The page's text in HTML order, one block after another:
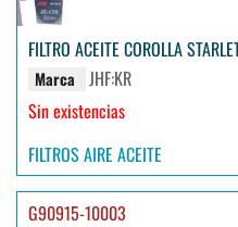
FILTRO ACEITE COROLLA
Marca
JHF:KR
Sin existencias
FILTROS AIRE ACEITE
G90915-10003